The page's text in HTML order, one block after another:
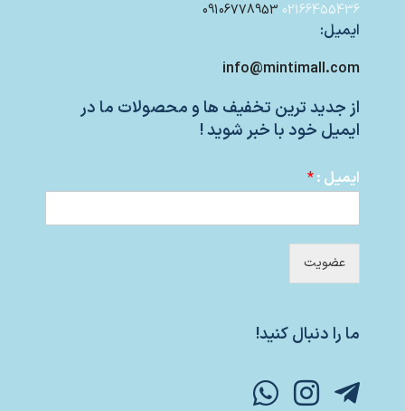
02166455436
09106778953
ایمیل:
info@mintimall.com
از جدید ترین تخفیف ها و محصولات ما در
ایمیل خود با خبر شوید !
ایمیل :*
عضویت
ما را دنبال کنید!